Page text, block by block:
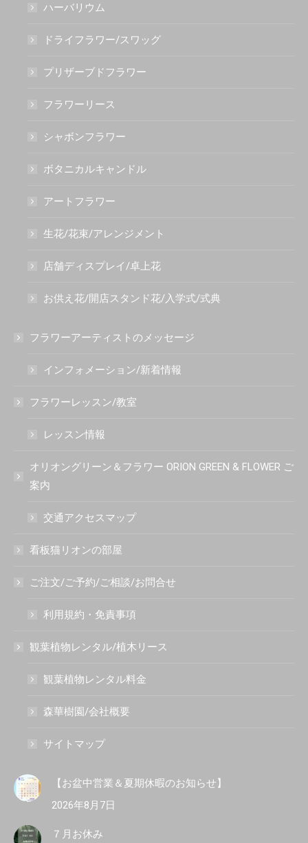
ハーバリウム
ドライフラワー/スワッグ
プリザーブドフラワー
フラワーリース
シャボンフラワー
ボタニカルキャンドル
アートフラワー
生花/花束/アレンジメント
店舗ディスプレイ/卓上花
お供え花/開店スタンド花/入学式/式典
フラワーアーティストのメッセージ
インフォメーション/新着情報
フラワーレッスン/教室
レッスン情報
オリオングリーン＆フラワー ORION GREEN & FLOWER ご
案内
交通アクセスマップ
看板猫リオンの部屋
ご注文/ご予約/ご相談/お問合せ
利用規約・免責事項
観葉植物レンタル/植木リース
観葉植物レンタル料金
森華樹園/会社概要
サイトマップ
【お盆中営業＆夏期休暇のお知らせ】
2026年8月7日
７月お休み